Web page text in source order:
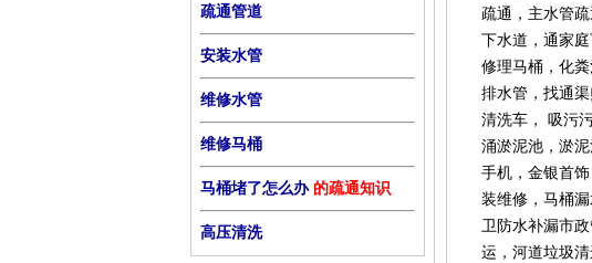
疏通管道
安装水管
维修水管
维修马桶
马桶堵了怎么办的疏通知识
高压清洗
疏通，主水管
下水道，通家
修理马桶，化
排水管，找通
清洗车， 吸污
涌淤泥池，淤
手机，金银首
装维修，马桶
卫防水补漏市
运，河道垃圾